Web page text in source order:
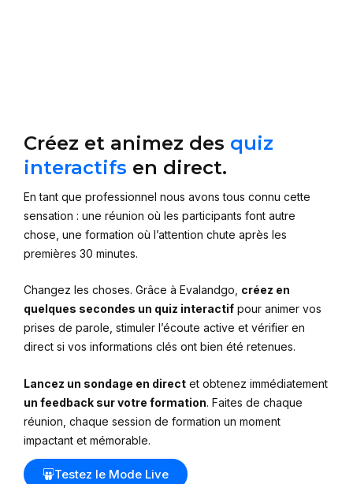
Créez et animez des quiz
interactifs en direct.
En tant que professionnel nous avons tous connu cette
sensation : une réunion où les participants font autre
chose, une formation où l’attention chute après les
premières 30 minutes.
Changez les choses. Grâce à Evalandgo, créez en
quelques secondes un quiz interactif pour animer vos
prises de parole, stimuler l’écoute active et vérifier en
direct si vos informations clés ont bien été retenues.
Lancez un sondage en direct et obtenez immédiatement
un feedback sur votre formation. Faites de chaque
réunion, chaque session de formation un moment
impactant et mémorable.
Testez le Mode Live